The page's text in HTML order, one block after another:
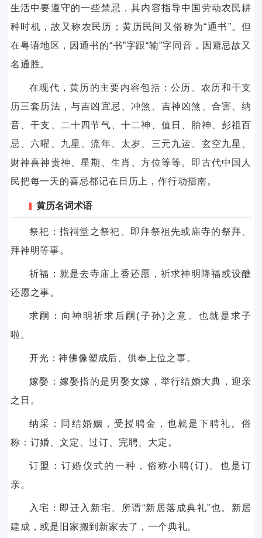
生活中要遵守的一些禁忌，其内容指导中国劳动农民耕
种时机，故又称农民历；黄历民间又俗称为“通书”。但
在粤语地区，因通书的“书”字跟“输”字同音，因避忌故又
名通胜。
在现代，黄历的主要内容包括：公历、农历和干支
历三套历法，与吉凶宜忌、冲煞、吉神凶煞、合害、纳
音、干支、二十四节气、十二神、值日、胎神、彭祖百
忌、六曜、九星、流年、太岁、三元九运、玄空九星、
财神喜神贵神、星期、生肖、方位等等。即古代中国人
民把每一天的喜忌都记在日历上，作行动指南。
黄历名词术语
祭祀：指祠堂之祭祀、即拜祭祖先或庙寺的祭拜、
拜神明等事。
祈福：就是去寺庙上香还愿，祈求神明降福或设醮
还愿之事。
求嗣：向神明祈求后嗣(子孙)之意。也就是求子
啦。
开光：神佛像塑成后、供奉上位之事。
嫁娶：嫁娶指的是男娶女嫁，举行结婚大典，迎亲
之日。
纳采：同结婚姻，受授聘金，也就是下聘礼。俗
称：订婚、文定、过订、完聘、大定。
订盟：订婚仪式的一种，俗称小聘(订)。也是订
亲。
入宅：即迁入新宅、所谓“新居落成典礼”也。新居
建成，或是旧家搬到新家去了，一个典礼。